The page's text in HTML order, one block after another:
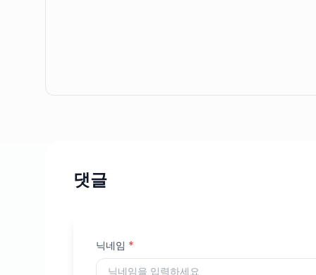
댓글
닉네임 *